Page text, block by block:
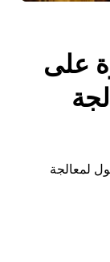
على
لمعالجة